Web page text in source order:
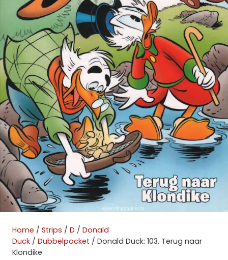
Home / Strips / D / Donald
Duck / Dubbelpocket / Donald Duck: 103. Terug naar
Klondike